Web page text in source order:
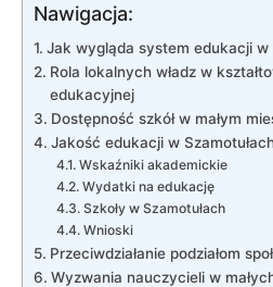
Nawigacja:
Jak wygląda system edukacji w
Rola lokalnych władz w
edukacyjnej
Dostępność szkół w małym
Jakość edukacji w
Wskaźniki akademickie
Wydatki na edukację
Szkoły w Szamotułach
Wnioski
Przeciwdziałanie podziałom
Wyzwania nauczycieli w